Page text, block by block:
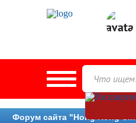
Форум сайта "Hong Kong